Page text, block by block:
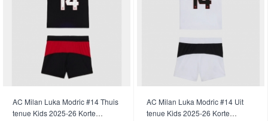
AC Milan Luka Modric #14 Thuis
tenue Kids 2025-26 Korte
AC Milan Luka Modric #14 Uit
tenue Kids 2025-26 Korte